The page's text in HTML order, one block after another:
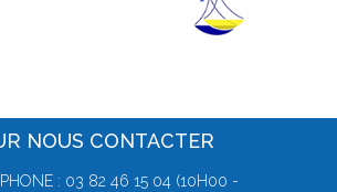
NOUS CONTACTER
: 03 82 46 15 04 (10H00 -